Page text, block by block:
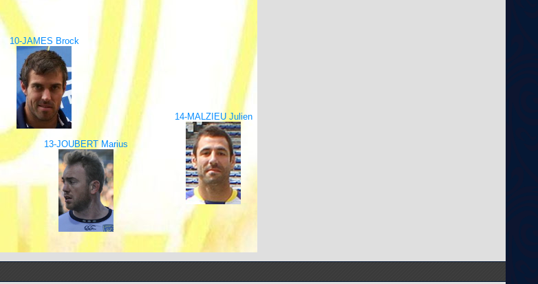
10-JAMES Brock
14-MALZIEU Julien
13-JOUBERT Marius